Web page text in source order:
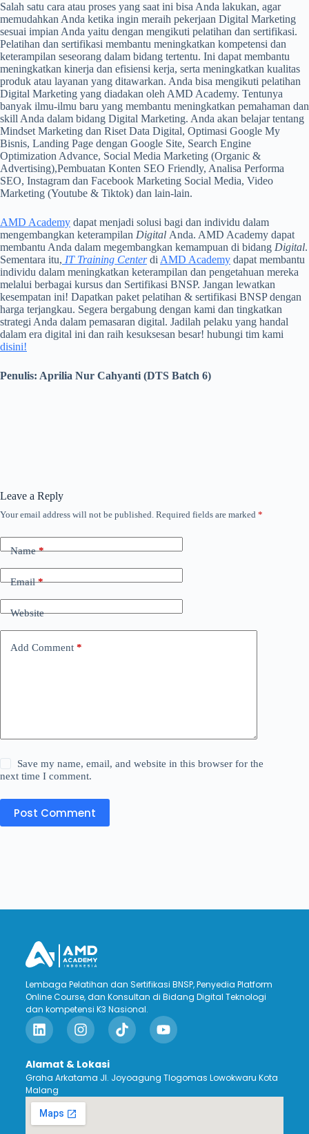
Salah satu cara atau proses yang saat ini bisa Anda lakukan, agar
memudahkan Anda ketika ingin meraih pekerjaan Digital Marketing
sesuai impian Anda yaitu dengan mengikuti pelatihan dan sertifikasi.
Pelatihan dan sertifikasi membantu meningkatkan kompetensi dan
keterampilan seseorang dalam bidang tertentu. Ini dapat membantu
meningkatkan kinerja dan efisiensi kerja, serta meningkatkan kualitas
produk atau layanan yang ditawarkan. Anda bisa mengikuti pelatihan
Digital Marketing yang diadakan oleh AMD Academy. Tentunya
banyak ilmu-ilmu baru yang membantu meningkatkan pemahaman dan
skill Anda dalam bidang Digital Marketing. Anda akan belajar tentang
Mindset Marketing dan Riset Data Digital, Optimasi Google My
Bisnis, Landing Page dengan Google Site, Search Engine
Optimization Advance, Social Media Marketing (Organic &
Advertising),Pembuatan Konten SEO Friendly, Analisa Performa
SEO, Instagram dan Facebook Marketing Social Media, Video
Marketing (Youtube & Tiktok) dan lain-lain.
AMD Academy dapat menjadi solusi bagi dan individu dalam
mengembangkan keterampilan Digital Anda. AMD Academy dapat
membantu Anda dalam megembangkan kemampuan di bidang Digital.
Sementara itu, IT Training Centerdi AMD Academy dapat membantu
individu dalam meningkatkan keterampilan dan pengetahuan mereka
melalui berbagai kursus dan Sertifikasi BNSP. Jangan lewatkan
kesempatan ini! Dapatkan paket pelatihan & sertifikasi BNSP dengan
harga terjangkau. Segera bergabung dengan kami dan tingkatkan
strategi Anda dalam pemasaran digital. Jadilah pelaku yang handal
dalam era digital ini dan raih kesuksesan besar! hubungi tim kami
disini!
Penulis: Aprilia Nur Cahyanti (DTS Batch 6)
Leave a Reply
Your email address will not be published. Required fields are marked *
Name*
Email*
Website
Add Comment *
Save my name, email, and website in this browser for the
next time I comment.
Post Comment
Lembaga Pelatihan dan Sertifikasi BNSP, Penyedia Platform
Online Course, dan Konsultan di Bidang Digital Teknologi
dan kompetensi K3 Nasional.
Alamat & Lokasi
Graha Arkatama Jl. Joyoagung Tlogomas Lowokwaru Kota
Malang